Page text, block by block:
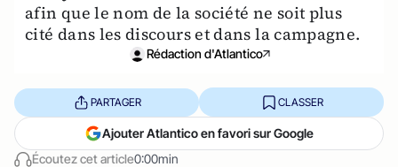
afin que le nom de la société ne soit plus
cité dans les discours et dans la campagne.
Rédaction d'Atlantico
Écoutez cet article0:00min
PARTAGER CLASSER
Ajouter Atlantico en favori sur Google